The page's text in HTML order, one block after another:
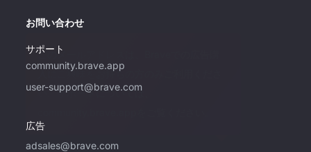
お問い合わせ
サポート
community.brave.app
user-support@brave.com
広告
adsales@brave.com
このメールアドレスは、Braveでの広告購
入にご興味をお持ちの方のみご利用くださ
い。サポートについては、